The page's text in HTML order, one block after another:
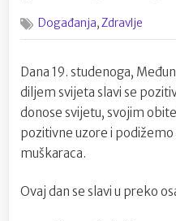
Događanja,Zdravlje
Dana 19. studenoga,
diljem svijeta slavi se
donose svijetu, svojim
pozitivne uzore i
muškaraca.
Ovaj dan se slavi u preko